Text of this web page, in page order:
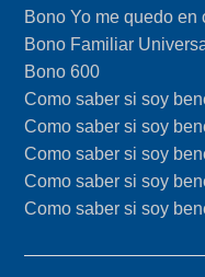
Bono Yo me quedo en
Bono Familiar
Bono 600
Como saber si soy
Como saber si soy
Como saber si soy
Como saber si soy
Como saber si soy